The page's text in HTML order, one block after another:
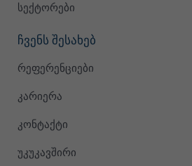
სექტორები
ჩვენს შესახებ
რეფერენციები
კარიერა
კონტაქტი
უკუკავშირი